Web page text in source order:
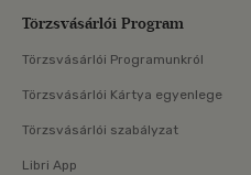
Törzsvásárlói Program
Törzsvásárlói Programunkról
Törzsvásárlói Kártya egyenlege
Törzsvásárlói szabályzat
Libri App